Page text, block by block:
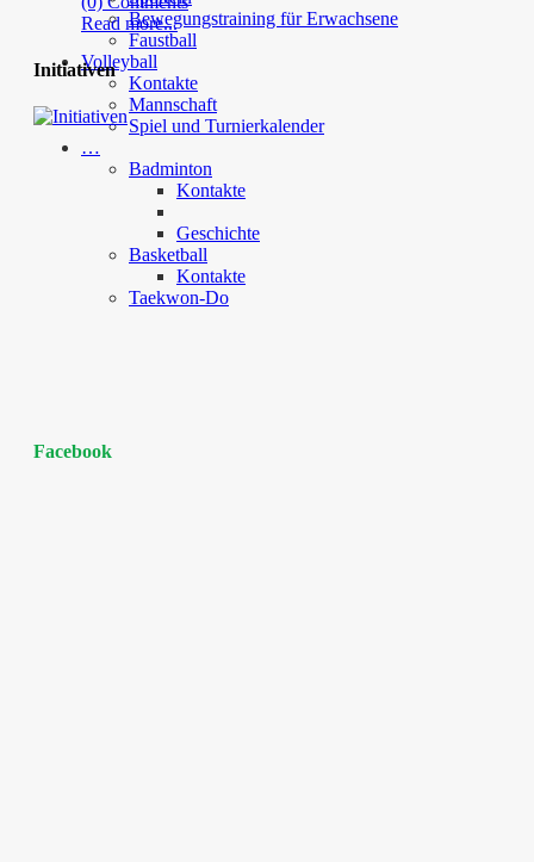
Bewegungstraining für Erwachsene
Faustball
Volleyball
Kontakte
Mannschaft
Spiel und Turnierkalender
…
Badminton
Kontakte
Geschichte
Basketball
Kontakte
Taekwon-Do
Read more...
Initiativen
Facebook